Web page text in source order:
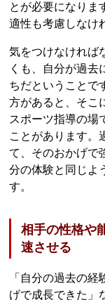
とが必要になりま
適性も考慮しなけ
気をつけなければ
くも、自分が過去
ちだということで
方があると、そこ
スポーツ指導の場
ことがあります。
て、そのおかげで
分の体験と同じよ
す。
相手の性格や
速させる
「自分の過去の
げで成長できた」